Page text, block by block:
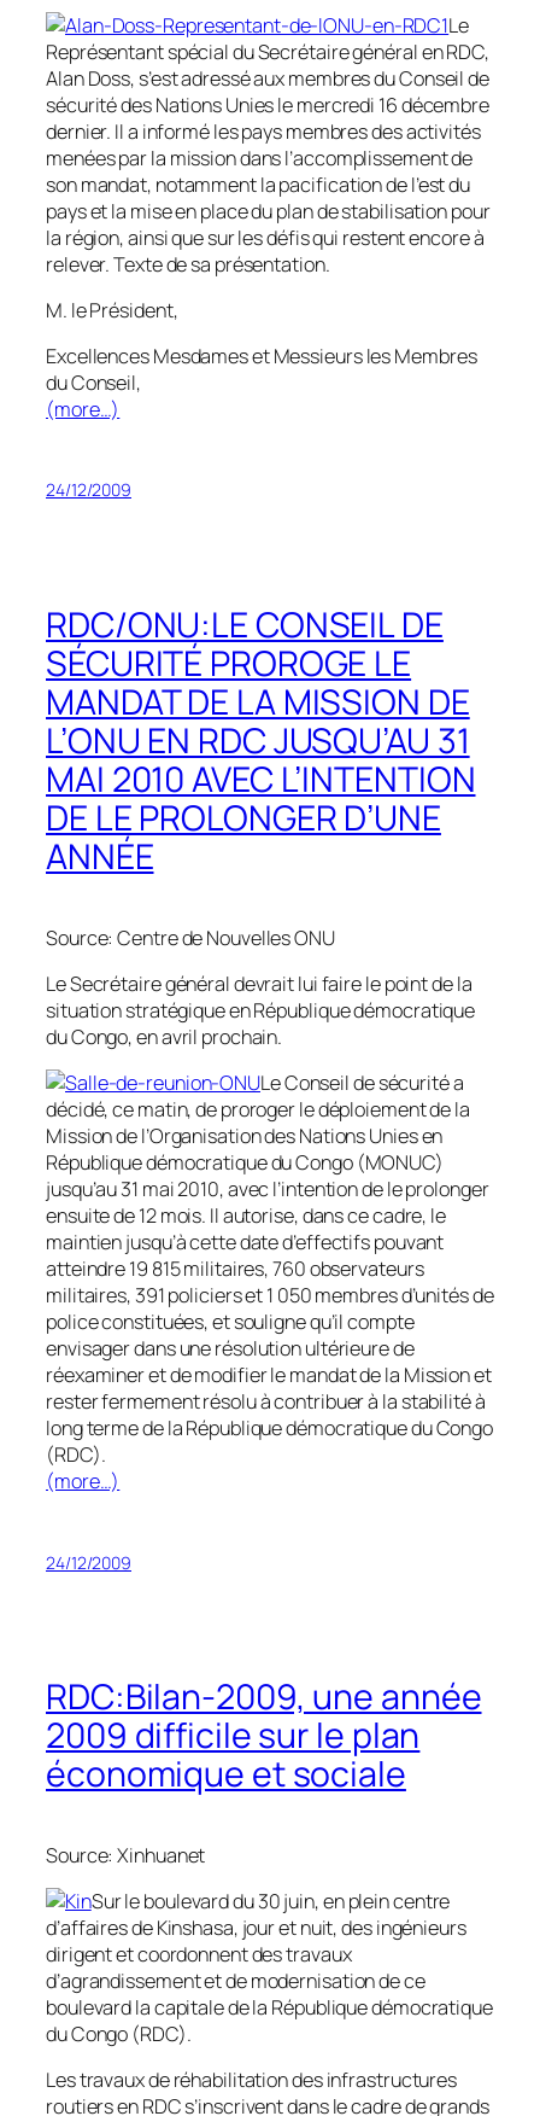
Le
Représentant spécial du Secrétaire général en RDC,
Alan Doss, s’est adressé aux membres du Conseil de
sécurité des Nations Unies le mercredi 16 décembre
dernier. Il a informé les pays membres des activités
menées par la mission dans l’accomplissement de
son mandat, notamment la pacification de l’est du
pays et la mise en place du plan de stabilisation pour
la région, ainsi que sur les défis qui restent encore à
relever. Texte de sa présentation.
M. le Président,
Excellences Mesdames et Messieurs les Membres
du Conseil,
(more…)
24/12/2009
RDC/ONU:LE CONSEIL DE
SÉCURITÉ PROROGE LE
MANDAT DE LA MISSION DE
L’ONU EN RDC JUSQU’AU 31
MAI 2010 AVEC L’INTENTION
DE LE PROLONGER D’UNE
ANNÉE
Source: Centre de Nouvelles ONU
Le Secrétaire général devrait lui faire le point de la
situation stratégique en République démocratique
du Congo, en avril prochain.
Le Conseil de sécurité a
décidé, ce matin, de proroger le déploiement de la
Mission de l’Organisation des Nations Unies en
République démocratique du Congo (MONUC)
jusqu’au 31 mai 2010, avec l’intention de le prolonger
ensuite de 12 mois. Il autorise, dans ce cadre, le
maintien jusqu’à cette date d’effectifs pouvant
atteindre 19 815 militaires, 760 observateurs
militaires, 391 policiers et 1 050 membres d’unités de
police constituées, et souligne qu’il compte
envisager dans une résolution ultérieure de
réexaminer et de modifier le mandat de la Mission et
rester fermement résolu à contribuer à la stabilité à
long terme de la République démocratique du Congo
(RDC).
(more…)
24/12/2009
RDC:Bilan-2009, une année
2009 difficile sur le plan
économique et sociale
Source: Xinhuanet
Sur le boulevard du 30 juin, en plein centre
d’affaires de Kinshasa, jour et nuit, des ingénieurs
dirigent et coordonnent des travaux
d’agrandissement et de modernisation de ce
boulevard la capitale de la République démocratique
du Congo (RDC).
Les travaux de réhabilitation des infrastructures
routiers en RDC s’inscrivent dans le cadre de grands